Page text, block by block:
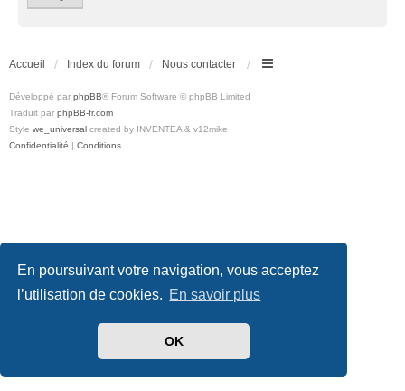
En poursuivant votre navigation, vous acceptez
l’utilisation de cookies. En savoir plus
OK
Accueil Index du forum Nous contacter
Développé par phpBB® Forum Software © phpBB Limited
Traduit par phpBB-fr.com
Style we_universal created by INVENTEA & v12mike
Confidentialité | Conditions